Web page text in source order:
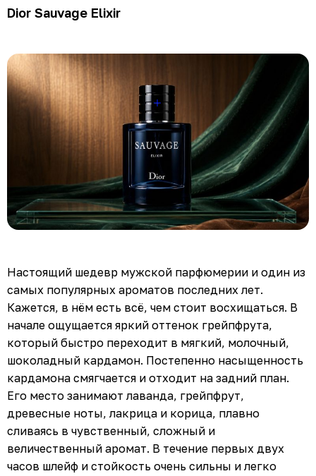
Dior Sauvage Elixir
Настоящий шедевр мужской парфюмерии и один из
самых популярных ароматов последних лет.
Кажется, в нём есть всё, чем стоит восхищаться. В
начале ощущается яркий оттенок грейпфрута,
который быстро переходит в мягкий, молочный,
шоколадный кардамон. Постепенно насыщенность
кардамона смягчается и отходит на задний план.
Его место занимают лаванда, грейпфрут,
древесные ноты, лакрица и корица, плавно
сливаясь в чувственный, сложный и
величественный аромат. В течение первых двух
часов шлейф и стойкость очень сильны и легко